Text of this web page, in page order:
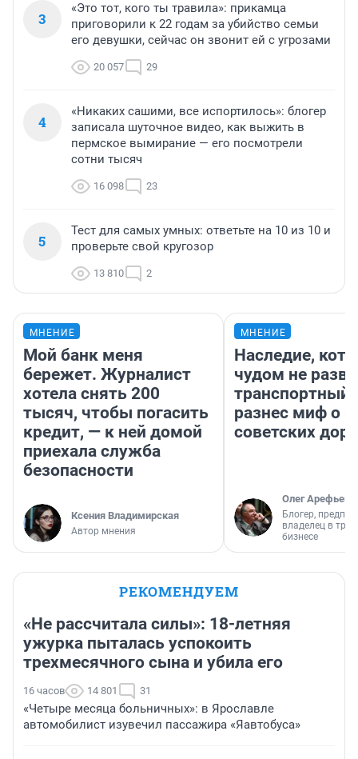
3
«Это тот, кого ты травила»: прикамца
приговорили к 22 годам за убийство семьи
его девушки, сейчас он звонит ей с угрозами
20 057 29
4
«Никаких сашими, все испортилось»: блогер
записала шуточное видео, как выжить в
пермское вымирание — его посмотрели
сотни тысяч
16 098 23
5
Тест для самых умных: ответьте на 10 из 10 и
проверьте свой кругозор
13 810 2
МНЕНИЕ
Мой банк меня
бережет. Журналист
хотела снять 200
тысяч, чтобы погасить
кредит, — к ней домой
приехала служба
безопасности
Ксения Владимирская
Автор мнения
МНЕНИЕ
Наследие,
чудом не
транспортный
разнес миф о
советских
Олег Арефьев
Блогер,
владелец в
бизнесе
РЕКОМЕНДУЕМ
«Не рассчитала силы»: 18-летняя
ужурка пыталась успокоить
трехмесячного сына и убила его
16 часов 14 801 31
«Четыре месяца больничных»: в Ярославле
автомобилист изувечил пассажира «Яавтобуса»